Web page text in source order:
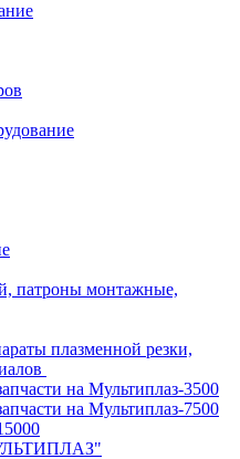
патроны монтажные,
плазменной резки,
на Мультиплаз-3500
на Мультиплаз-7500